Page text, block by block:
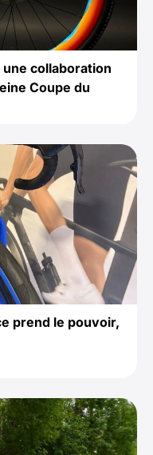
une collaboration
Coupe du
prend le pouvoir,